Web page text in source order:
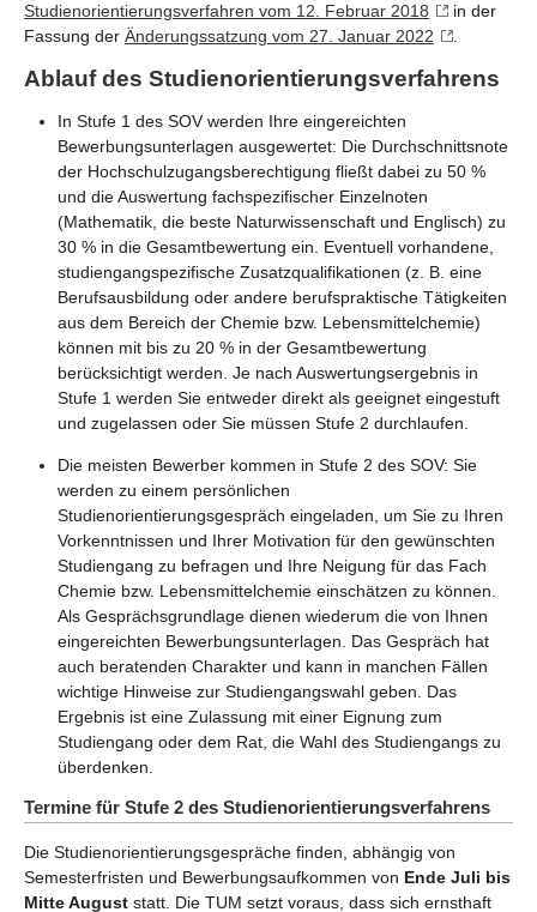
Studienorientierungsverfahren vom 12. Februar 2018
in der
Fassung der Änderungssatzung vom 27. Januar 2022
Ablauf des Studienorientierungsverfahrens
In Stufe 1 des SOV werden Ihre eingereichten
Bewerbungsunterlagen ausgewertet: Die Durchschnittsnote
der Hochschulzugangsberechtigung fließt dabei zu 50 %
und die Auswertung fachspezifischer Einzelnoten
(Mathematik, die beste Naturwissenschaft und Englisch) zu
30 % in die Gesamtbewertung ein. Eventuell vorhandene,
studiengangspezifische Zusatzqualifikationen (z. B. eine
Berufsausbildung oder andere berufspraktische Tätigkeiten
aus dem Bereich der Chemie bzw. Lebensmittelchemie)
können mit bis zu 20 % in der Gesamtbewertung
berücksichtigt werden. Je nach Auswertungsergebnis in
Stufe 1 werden Sie entweder direkt als geeignet eingestuft
und zugelassen oder Sie müssen Stufe 2 durchlaufen.
Die meisten Bewerber kommen in Stufe 2 des SOV: Sie
werden zu einem persönlichen
Studienorientierungsgespräch eingeladen, um Sie zu Ihren
Vorkenntnissen und Ihrer Motivation für den gewünschten
Studiengang zu befragen und Ihre Neigung für das Fach
Chemie bzw. Lebensmittelchemie einschätzen zu können.
Als Gesprächsgrundlage dienen wiederum die von Ihnen
eingereichten Bewerbungsunterlagen. Das Gespräch hat
auch beratenden Charakter und kann in manchen Fällen
wichtige Hinweise zur Studiengangswahl geben. Das
Ergebnis ist eine Zulassung mit einer Eignung zum
Studiengang oder dem Rat, die Wahl des Studiengangs zu
überdenken.
Termine für Stufe 2 des Studienorientierungsverfahrens
Die Studienorientierungsgespräche finden, abhängig von
Semesterfristen und Bewerbungsaufkommen von Ende Juli bis
Mitte August statt. Die TUM setzt voraus, dass sich ernsthaft